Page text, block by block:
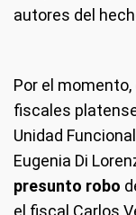
autores del
Por el
fiscales
Unidad
Eugenia Di
presunto robo
el fiscal Carlos